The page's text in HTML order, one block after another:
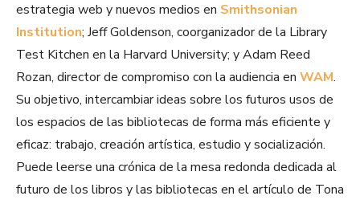
estrategia web y nuevos medios en Smithsonian
Institution; Jeff Goldenson, coorganizador de la Library
Test Kitchen en la Harvard University; y Adam Reed
Rozan, director de compromiso con la audiencia en WAM.
Su objetivo, intercambiar ideas sobre los futuros usos de
los espacios de las bibliotecas de forma más eficiente y
eficaz: trabajo, creación artística, estudio y socialización.
Puede leerse una crónica de la mesa redonda dedicada al
futuro de los libros y las bibliotecas en el artículo de Tona